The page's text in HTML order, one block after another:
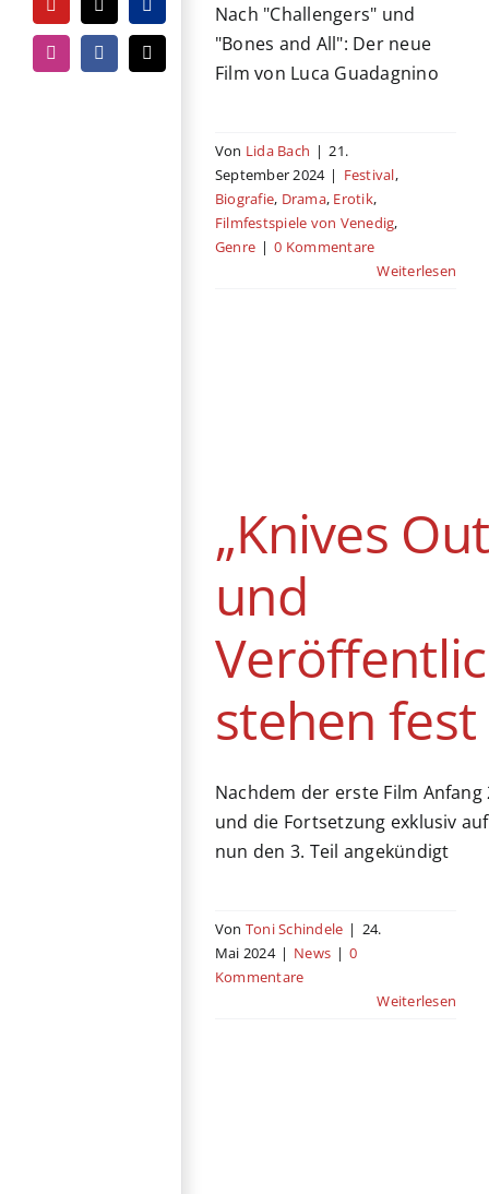
YouTubeTiktokPayPal
InstagramFacebook
E-
Mail
Nach "Challengers" und
"Bones and All": Der neue
Film von Luca Guadagnino
Von Lida Bach | 21.
September 2024 | Festival,
Biografie, Drama, Erotik,
Filmfestspiele von Venedig,
Genre | 0 Kommentare
Weiterlesen
„Knives
und
stehen fest
Nachdem der erste Film
und die Fortsetzung exklusiv
nun den 3. Teil angekündigt
Von Toni Schindele | 24.
Mai 2024 | News | 0
Kommentare
Weiterlesen